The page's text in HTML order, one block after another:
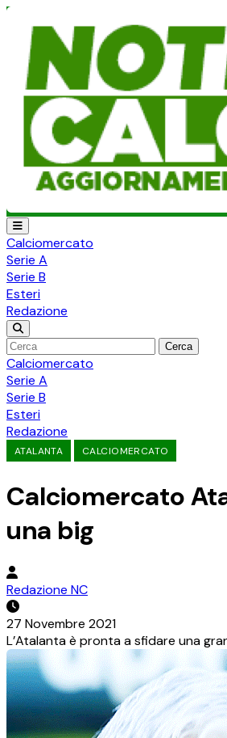
Calciomercato
Serie A
Serie B
Esteri
Redazione
Cerca
Calciomercato
Serie A
Serie B
Esteri
Redazione
ATALANTA CALCIOMERCATO
Calciomercato
una big
Redazione NC
27 Novembre 2021
L’Atalanta è pronta a sfidare una